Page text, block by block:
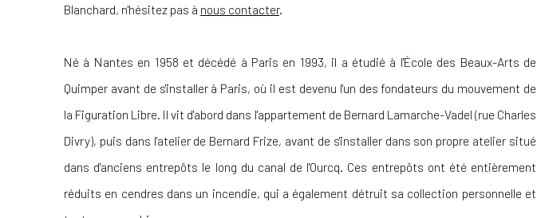
Blanchard, n'hésitez pas à nous contacter.
Né à Nantes en 1958 et décédé à Paris en 1993, il a étudié à l'École des Beaux-Arts de
Quimper avant de s'installer à Paris, où il est devenu l'un des fondateurs du mouvement de
la Figuration Libre. Il vit d'abord dans l'appartement de Bernard Lamarche-Vadel (rue Charles
Divry), puis dans l'atelier de Bernard Frize, avant de s'installer dans son propre atelier situé
dans d'anciens entrepôts le long du canal de l'Ourcq. Ces entrepôts ont été entièrement
réduits en cendres dans un incendie, qui a également détruit sa collection personnelle et